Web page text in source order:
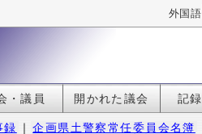
外国語
・議員 開かれた議会 記
録 ｜ 企画県土警察常任委員会名簿